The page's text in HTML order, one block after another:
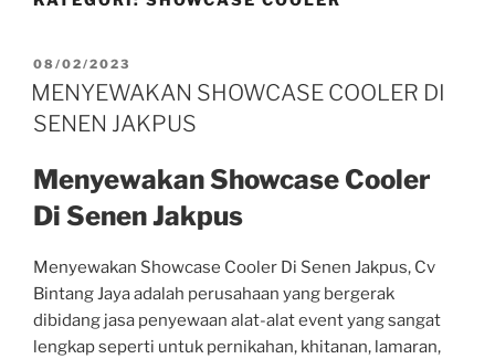
DIPOSKAN
PADA
08/02/2023
MENYEWAKAN SHOWCASE COOLER DI
SENEN JAKPUS
Menyewakan Showcase Cooler
Di Senen Jakpus
Menyewakan Showcase Cooler Di Senen Jakpus, Cv
Bintang Jaya adalah perusahaan yang bergerak
dibidang jasa penyewaan alat-alat event yang sangat
lengkap seperti untuk pernikahan, khitanan, lamaran,